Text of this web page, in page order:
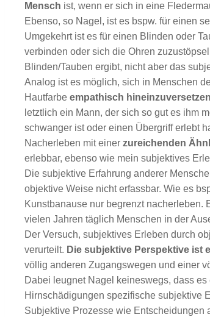
Mensch ist, wenn er sich in eine
Ebenso, so Nagel, ist es bspw. für einen
Umgekehrt ist es für einen Blinden oder
verbinden oder sich die Ohren
Blinden/Tauben ergibt, nicht aber das
Analog ist es möglich, sich in Menschen
Hautfarbe empathisch
letztlich ein Mann, der sich so gut es ihm
schwanger ist oder einen Übergriff erlebt
Nacherleben mit einer zureichenden
erlebbar, ebenso wie mein subjektives
Die subjektive Erfahrung anderer
objektive Weise nicht erfassbar. Wie es
Kunstbanause nur begrenzt nacherleben.
vielen Jahren täglich Menschen in der
Der Versuch, subjektives Erleben durch
verurteilt. Die subjektive Perspektive ist
völlig anderen Zugangswegen und einer
Dabei leugnet Nagel keineswegs, dass es
Hirnschädigungen spezifische subjektive
Subjektive Prozesse wie